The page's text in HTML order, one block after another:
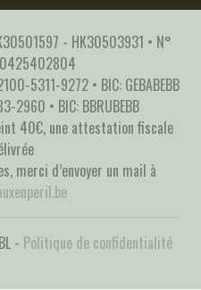
- HK30503931 • N°
5311-9272 • BIC: GEBABEBB
2960 • BIC: BBRUBEBB
40€, une attestation fiscale
merci d’envoyer un mail à
- Politique de confidentialité